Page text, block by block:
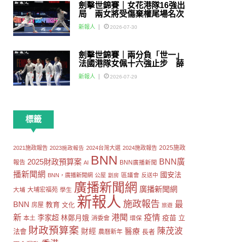
劍擊世錦賽｜女花港隊16強出
局 兩女將受傷棄權尾場名次
賽
新報人 2026-07-30
劍擊世錦賽｜兩分負「世一」
法國港隊女佩十六強止步 薛
雅齊：我好有信心我哋可以做
到世界級嘅Team
新報人 2026-07-29
標籤
2021施政報告 2023施政報告 2024台灣大選 2024施政報告 2025施政
報告 2025財政預算案 AI BNN BNN廣播新聞
BNN廣
播新聞網 BNN，廣播新聞網 公屋 劏房 區議會 反送中 國安法
大埔 大埔宏福苑 學生 廣播新聞網 廣播新聞網
BNN 房屋 教育 文化 新報人 施政報告 旅遊 最
新 本土 李家超 林鄭月娥 消委會 港聞 環保 疫情 疫苗 立
法會 財政預算案 財經 農曆新年 醫療 長者 陳茂波